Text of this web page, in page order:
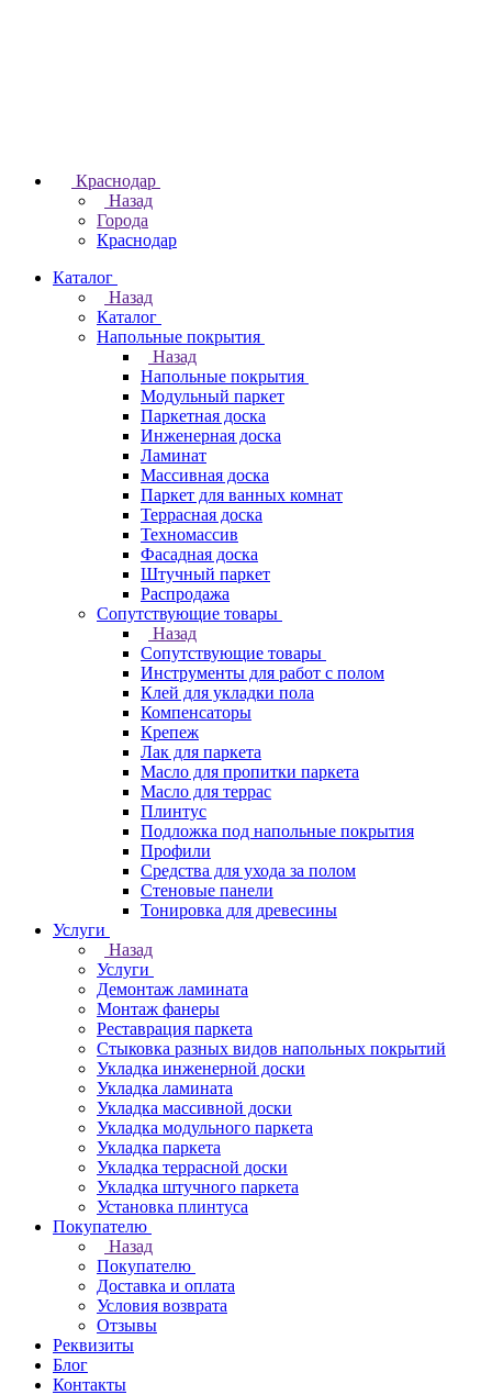
Краснодар
Назад
Города
Краснодар
Каталог
Назад
Каталог
Напольные покрытия
Назад
Напольные покрытия
Модульный паркет
Паркетная доска
Инженерная доска
Ламинат
Массивная доска
Паркет для ванных комнат
Террасная доска
Техномассив
Фасадная доска
Штучный паркет
Распродажа
Сопутствующие товары
Назад
Сопутствующие товары
Инструменты для работ с полом
Клей для укладки пола
Компенсаторы
Крепеж
Лак для паркета
Масло для пропитки паркета
Масло для террас
Плинтус
Подложка под напольные покрытия
Профили
Средства для ухода за полом
Стеновые панели
Тонировка для древесины
Услуги
Назад
Услуги
Демонтаж ламината
Монтаж фанеры
Реставрация паркета
Стыковка разных видов напольных покрытий
Укладка инженерной доски
Укладка ламината
Укладка массивной доски
Укладка модульного паркета
Укладка паркета
Укладка террасной доски
Укладка штучного паркета
Установка плинтуса
Покупателю
Назад
Покупателю
Доставка и оплата
Условия возврата
Отзывы
Реквизиты
Блог
Контакты